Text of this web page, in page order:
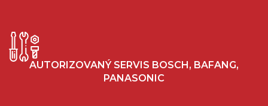
AUTORIZOVANÝ SERVIS BOSCH, BAFANG,
PANASONIC